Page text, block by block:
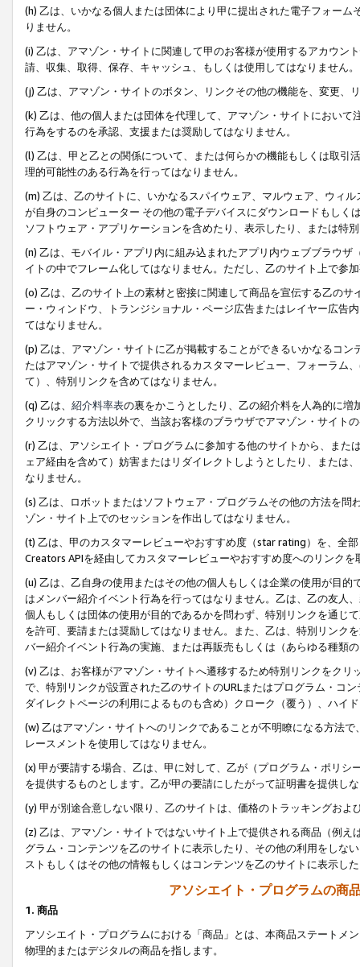
(h) 乙は、いかなる個人または団体により甲に提出された電子フォー
りません。
(i) 乙は、アマゾン・サイトに関連して甲のお客様が使用するアカウン
請、収集、取得、保存、キャッシュ、もしくは使用してはなりません。
(j) 乙は、アマゾン・サイトのボタン、リンクその他の機能を、変更、
(k) 乙は、他の個人または団体を代理して、アマゾン・サイトにおい
行為をするのを承認、支援または奨励してはなりません。
(l) 乙は、甲と乙との関係について、または何らかの機能もしくは取
理的可能性のある行為を行ってはなりません。
(m) 乙は、乙のサイトに、いかなるスパイウェア、マルウェア、ウィ
が自身のコンピューター その他の電子デバイスにダウンロードもし
ソフトウェア・アプリケーションを含めたり、表示したり、または特
(n) 乙は、モバイル・アプリ内に組み込まれたアプリ内ウェブブラウ
イトの中でフレーム化してはなりません。ただし、乙のサイト上で参
(o) 乙は、乙のサイト上の素材と密接に関連して商品を宣伝する乙の
ー・ウィンドウ、トランジショナル・ページ広告またはレイヤー広告
てはなりません。
(p) 乙は、アマゾン・サイトに乙が掲載することができるいかなるコ
たはアマゾン・サイトで提供されるカスタマーレビュー、フォーラム
て）、特別リンクを含めてはなりません。
(q) 乙は、 紹介料率表の裏をかこうとしたり、乙の紹介料を人為的に
クリックする方法以外で、当該お客様のブラウザでアマゾン・サイト
(r) 乙は、アソシエイト・プログラムに参加する他のサイトから、ま
ェア経由を含めて）妨害またはリダイレクトしようとしたり、または
なりません。
(s) 乙は、ロボットまたはソフトウェア・プログラムその他の方法を
ゾン・サイト上でのセッションを作出してはなりません。
(t) 乙は、甲のカスタマーレビューやおすすめ度（star rating）を、全
Creators APIを経由してカスタマーレビューやおすすめ度へのリンクを
(u) 乙は、乙自身の使用またはその他の個人もしくは企業の使用が目
はメンバー紹介イベント行為を行ってはなりません。乙は、乙の友人
個人もしくは団体の使用が目的であるかを問わず、特別リンクを通じ
を許可、要請または奨励してはなりません。また、乙は、特別リンク
バー紹介イベント行為の実施、または再販売もしくは（あらゆる種類
(v) 乙は、お客様がアマゾン・サイトへ遷移するため特別リンクをク
で、特別リンクが設置された乙のサイトのURLまたはプログラム・コ
ダイレクトページの利用によるものも含め）クローク（覆う）、ハイ
(w) 乙はアマゾン・サイトへのリンクであることが不明瞭になる方法
レースメントを使用してはなりません。
(x) 甲が要請する場合、乙は、甲に対して、乙が（プログラム・ポリ
を提供するものとします。乙が甲の要請にしたがって証明書を提供し
(y) 甲が別途合意しない限り、乙のサイトは、価格のトラッキングお
(z) 乙は、アマゾン・サイトではないサイト上で提供される商品（例
グラム・コンテンツを乙のサイトに表示したり、その他の利用をしな
ストもしくはその他の情報もしくはコンテンツを乙のサイトに表示し
アソシエイト・プログラムの商
1. 商品
アソシエイト・プログラムにおける「商品」とは、本商品ステートメ
物理的またはデジタルの商品を指します。